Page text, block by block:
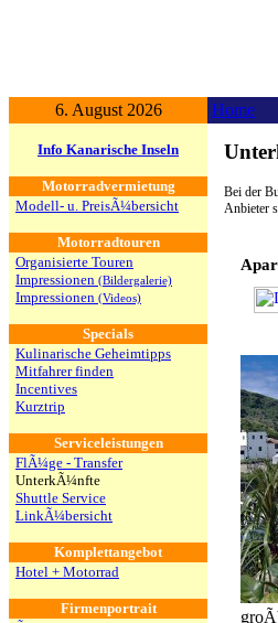
6. August 2026 Home
Info Kanarische Inseln
Motorradvermietung
Modell- u. PreisÃ¼bersicht
Motorradtouren
Organisierte Touren
Impressionen (Bildergalerie)
Impressionen (Videos)
Specials
Kulinarische Geheimtipps
Mitfahrer finden
Incentives
Kurztrip
Serviceleistungen
FlÃ¼ge - Transfer
UnterkÃ¼nfte
Shuttle Service
LinkÃ¼bersicht
Komplettangebot
Hotel + Motorrad
Firmenportrait
Bei der
Anbieter